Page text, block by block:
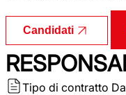
Candidati
Tipo di contratto